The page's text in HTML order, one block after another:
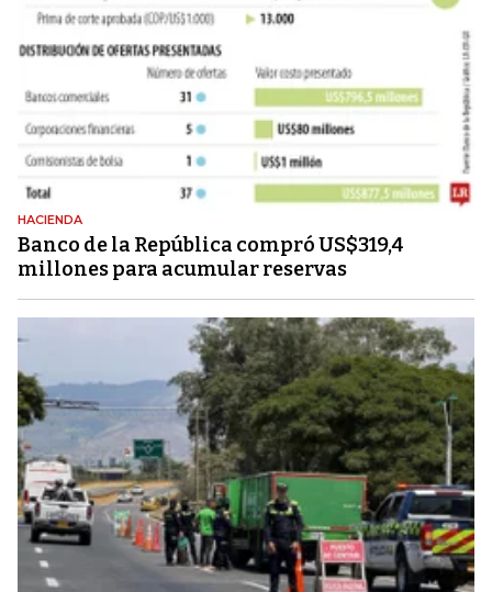
HACIENDA
Banco de la República compró US$319,4
millones para acumular reservas